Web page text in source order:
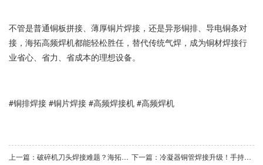
不管是普通铜板拼接、薄厚铜片焊接，还是异形铜排、导电铜条对
接，海拓高频焊机都能轻松胜任，替代传统气焊，成为铜材焊接行
业省心、省力、省成本的理想设备。
#铜排焊接 #铜片焊接 #高频焊接机 #高频焊机
上一篇：破碎机刀头焊接难题？海拓高频焊机1分钟速解，重载耐磨不脱片 下一篇：冷凝器铜管焊接升级！手持式高频焊接机，高效不伤翅片